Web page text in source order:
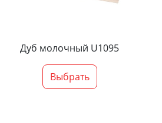
Дуб молочный U1095
Выбрать